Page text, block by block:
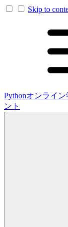
Skip to
Pythonオンライ
ント